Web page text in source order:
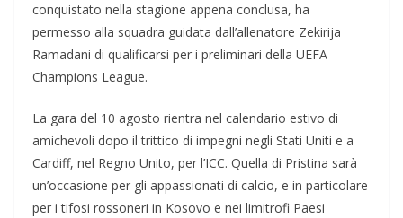
conquistato nella stagione appena conclusa, ha
permesso alla squadra guidata dall’allenatore Zekirija
Ramadani di qualificarsi per i preliminari della UEFA
Champions League.
La gara del 10 agosto rientra nel calendario estivo di
amichevoli dopo il trittico di impegni negli Stati Uniti e a
Cardiff, nel Regno Unito, per l’ICC. Quella di Pristina sarà
un’occasione per gli appassionati di calcio, e in particolare
per i tifosi rossoneri in Kosovo e nei limitrofi Paesi